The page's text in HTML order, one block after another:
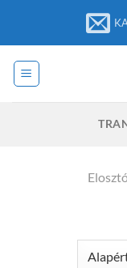
tartalomra